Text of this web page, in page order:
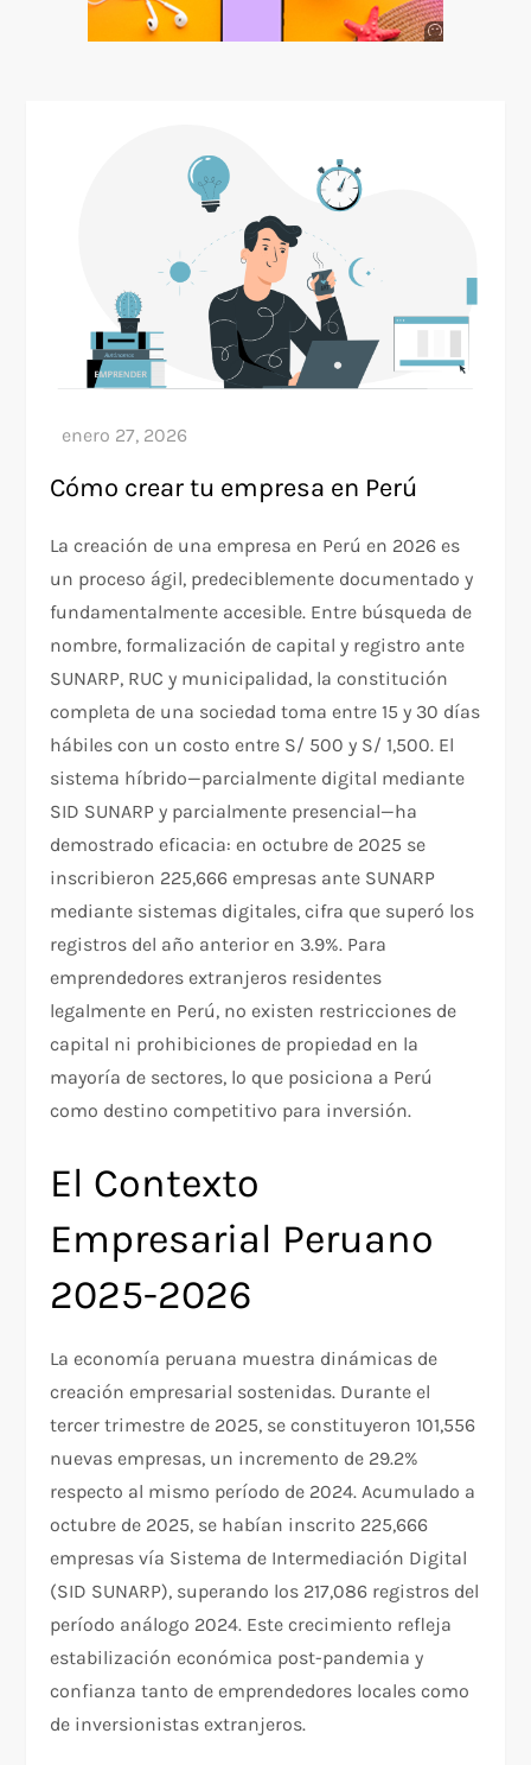
Cómo crear tu empresa en Perú
La creación de una empresa en Perú en 2026 es
un proceso ágil, predeciblemente documentado y
fundamentalmente accesible. Entre búsqueda de
nombre, formalización de capital y registro ante
SUNARP, RUC y municipalidad, la constitución
completa de una sociedad toma entre 15 y 30 días
hábiles con un costo entre S/ 500 y S/ 1,500. El
sistema híbrido—parcialmente digital mediante
SID SUNARP y parcialmente presencial—ha
demostrado eficacia: en octubre de 2025 se
inscribieron 225,666 empresas ante SUNARP
mediante sistemas digitales, cifra que superó los
registros del año anterior en 3.9%. Para
emprendedores extranjeros residentes
legalmente en Perú, no existen restricciones de
capital ni prohibiciones de propiedad en la
mayoría de sectores, lo que posiciona a Perú
como destino competitivo para inversión.​
El Contexto
Empresarial Peruano
2025-2026
La economía peruana muestra dinámicas de
creación empresarial sostenidas. Durante el
tercer trimestre de 2025, se constituyeron 101,556
nuevas empresas, un incremento de 29.2%
respecto al mismo período de 2024. Acumulado a
octubre de 2025, se habían inscrito 225,666
empresas vía Sistema de Intermediación Digital
(SID SUNARP), superando los 217,086 registros del
período análogo 2024. Este crecimiento refleja
estabilización económica post-pandemia y
confianza tanto de emprendedores locales como
de inversionistas extranjeros.